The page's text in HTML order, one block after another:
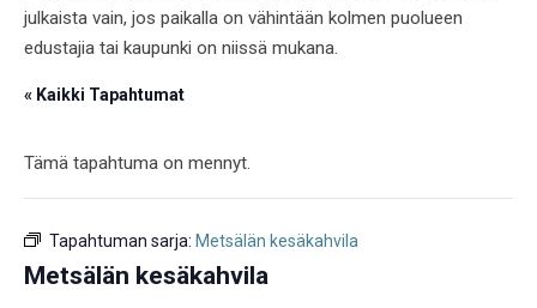
julkaista vain, jos paikalla on vähintään kolmen puolueen
edustajia tai kaupunki on niissä mukana.
« Kaikki Tapahtumat
Tämä tapahtuma on mennyt.
Tapahtuman sarja: Metsälän kesäkahvila
Metsälän kesäkahvila